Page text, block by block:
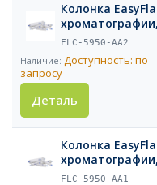
Колонка
12 г, 2 шт.
FLC-5950-AA2
Доступность: по
запросу
Деталь
Колонка
4 г, 4 шт.
FLC-5950-AA1